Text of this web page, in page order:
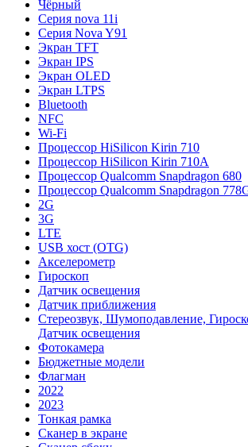
Чёрный
Cерия nova 11i
Cерия Nova Y91
Экран TFT
Экран IPS
Экран OLED
Экран LTPS
Bluetooth
NFC
Wi-Fi
Процессор HiSilicon Kirin 710
Процессор HiSilicon Kirin 710A
Процессор Qualcomm Snapdragon 680
Процессор Qualcomm Snapdragon
2G
3G
LTE
USB хост (OTG)
Акселерометр
Гироскоп
Датчик освещения
Датчик приближения
Стереозвук, Шумоподавление,
Датчик освещения
Фотокамера
Бюджетные модели
Флагман
2022
2023
Тонкая рамка
Сканер в экране